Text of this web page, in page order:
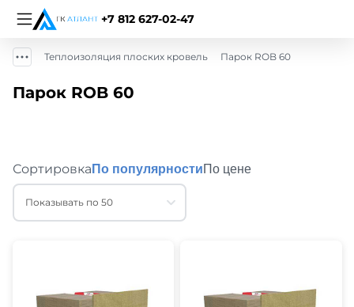
+7 812 627-02-47
Теплоизоляция плоских кровель Парок ROB 60
Парок ROB 60
Сортировка По популярностиПо цене
Показывать по 50